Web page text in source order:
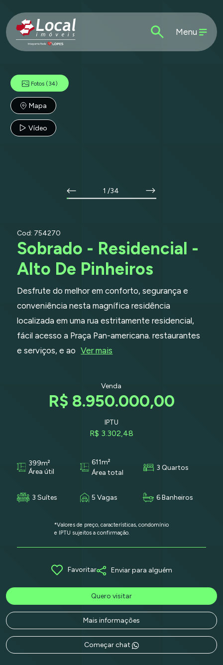
Menu
Fotos (34)
Mapa
Vídeo
1 /34
Cod: 754270
Sobrado - Residencial -
Alto De Pinheiros
Desfrute do melhor em conforto, segurança e
conveniência nesta magnífica residência
localizada em uma rua estritamente residencial,
fácil acesso a Praça Pan-americana. restaurantes
e serviços, e ao Ver mais
Venda
R$ 8.950.000,00
IPTU
R$ 3.302,48
399m²
Área útil
611m²
Área total
3 Quartos
3 Suítes 5 Vagas 6 Banheiros
*Valores de preço, características, condomínio
e IPTU sujeitos a confirmação.
Favoritar Enviar para alguém
Quero visitar
Mais informações
Começar chat